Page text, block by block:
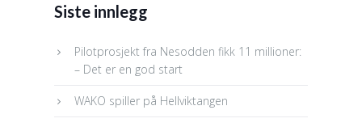
Siste innlegg
Pilotprosjekt fra Nesodden fikk 11 millioner:
– Det er en god start
WAKO spiller på Hellviktangen